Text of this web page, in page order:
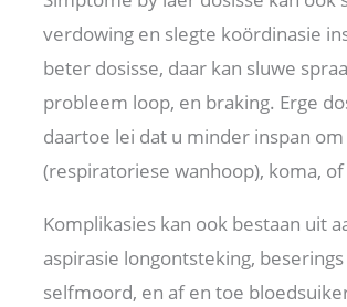
verdowing en slegte koördinasie
beter dosisse, daar kan sluwe
probleem loop, en braking. Erge
daartoe lei dat u minder inspan
(respiratoriese wanhoop), koma,
Komplikasies kan ook bestaan ​​uit
aspirasie longontsteking,
selfmoord, en af ​​en toe